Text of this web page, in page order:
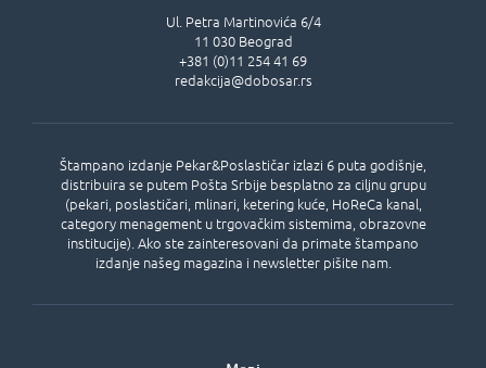
Štampano izdanje Pekar&Poslastičar izlazi 6 puta godišnje,
distribuira se putem Pošta Srbije besplatno za ciljnu grupu
(pekari, poslastičari, mlinari, ketering kuće, HoReCa kanal,
category menagement u trgovačkim sistemima, obrazovne
institucije). Ako ste zainteresovani da primate štampano
izdanje našeg magazina i newsletter pišite nam.
Ul. Petra Martinovića 6/4
11 030 Beograd
+381 (0)11 254 41 69
redakcija@dobosar.rs